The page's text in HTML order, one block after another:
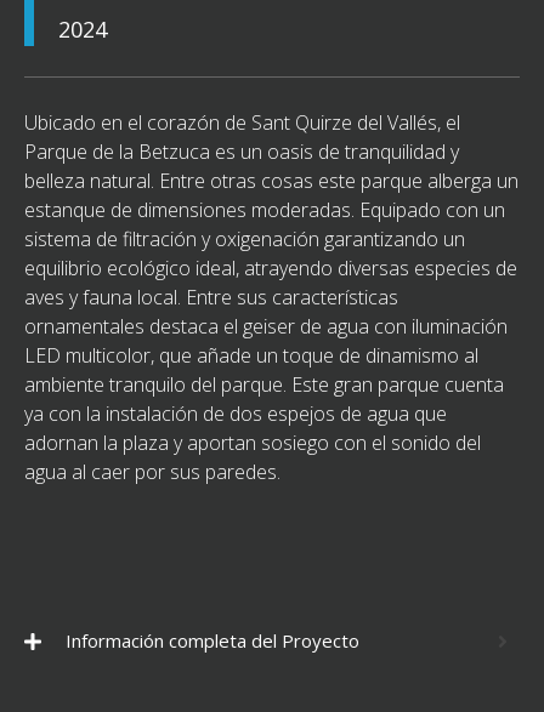
2024
Ubicado en el corazón de Sant Quirze del Vallés, el
Parque de la Betzuca es un oasis de tranquilidad y
belleza natural. Entre otras cosas este parque alberga un
estanque de dimensiones moderadas. Equipado con un
sistema de filtración y oxigenación garantizando un
equilibrio ecológico ideal, atrayendo diversas especies de
aves y fauna local. Entre sus características
ornamentales destaca el geiser de agua con iluminación
LED multicolor, que añade un toque de dinamismo al
ambiente tranquilo del parque. Este gran parque cuenta
ya con la instalación de dos espejos de agua que
adornan la plaza y aportan sosiego con el sonido del
agua al caer por sus paredes.
Información completa del Proyecto